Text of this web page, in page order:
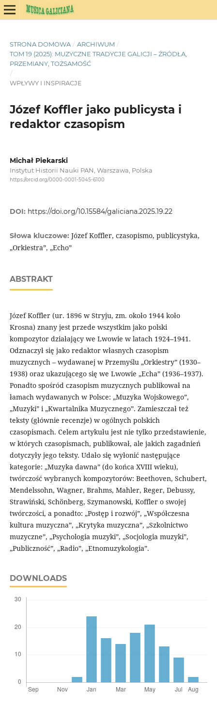
STRONA DOMOWA / ARCHIWUM /
TOM 19 (2025): MUZYCZNE TRADYCJE GALICJI – ŹRÓDŁA,
PRZEMIANY, TOŻSAMOŚĆ
/
WPŁYWY I INSPIRACJE
Józef Koffler jako publicysta i
redaktor czasopism
Michał Piekarski
Instytut Historii Nauki PAN, Warszawa, Polska
https://orcid.org/0000-0001-5045-6100
DOI: https://doi.org/10.15584/galiciana.2025.19.22
Słowa kluczowe: Józef Koffler, czasopismo, publicystyka,
„Orkiestra”, „Echo”
ABSTRAKT
Józef Koffler (ur. 1896 w Stryju, zm. około 1944 koło
Krosna) znany jest przede wszystkim jako polski
kompozytor działający we Lwowie w latach 1924–1941.
Odznaczył się jako redaktor własnych czasopism
muzycznych – wydawanej w Przemyślu „Orkiestry” (1930–
1938) oraz ukazującego się we Lwowie „Echa” (1936–1937).
Ponadto spośród czasopism muzycznych publikował na
łamach wydawanych w Polsce: „Muzyka Wojskowego”,
„Muzyki” i „Kwartalnika Muzycznego”. Zamieszczał też
teksty (głównie recenzje) w ogólnych polskich
czasopismach. Celem artykułu jest nie tylko przedstawienie,
w których czasopismach, publikował, ale jakich zagadnień
dotyczyły jego teksty. Udało się wyłonić następujące
kategorie: „Muzyka dawna” (do końca XVIII wieku),
twórczość wybranych kompozytorów: Beethoven, Schubert,
Mendelssohn, Wagner, Brahms, Mahler, Reger, Debussy,
Strawiński, Schönberg, Szymanowski, Koffler o swojej
twórczości, a ponadto: „Postęp i rozwój”, „Współczesna
kultura muzyczna”, „Krytyka muzyczna”, „Szkolnictwo
muzyczne”, „Psychologia muzyki”, „Socjologia muzyki”,
„Publiczność”, „Radio”, „Etnomuzykologia”.
DOWNLOADS